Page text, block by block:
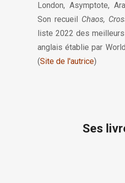
London, Asymptote,
Son recueil Chaos,
liste 2022 des
anglais établie par
(Site de l'autrice)
Ses